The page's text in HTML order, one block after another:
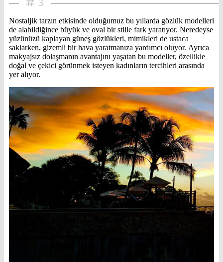
3
Nostaljik tarzın etkisinde olduğumuz bu yıllarda gözlük modelleri
de alabildiğince büyük ve oval bir stille fark yaratıyor. Neredeyse
yüzünüzü kaplayan güneş gözlükleri, mimikleri de ustaca
saklarken, gizemli bir hava yaratmanıza yardımcı oluyor. Ayrıca
makyajsız dolaşmanın avantajını yaşatan bu modeller, özellikle
doğal ve çekici görünmek isteyen kadınların tercihleri arasında
yer alıyor.